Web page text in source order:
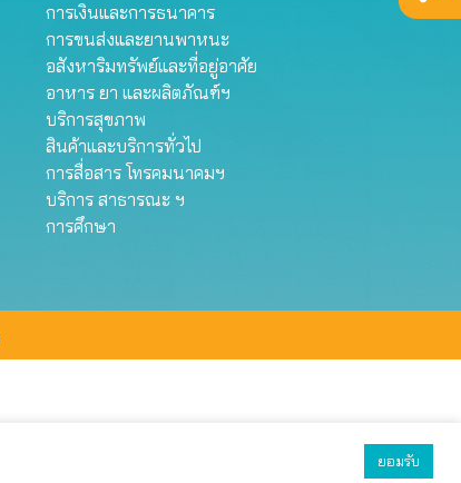
การเงินและการธนาคาร
การขนส่งและยานพาหนะ
อสังหาริมทรัพย์และที่อยู่อาศัย
อาหาร ยา และผลิตภัณฑ์ฯ
บริการสุขภาพ
สินค้าและบริการทั่วไป
การสื่อสาร โทรคมนาคมฯ
บริการ สาธารณะ ฯ
การศึกษา
ยอมรับ